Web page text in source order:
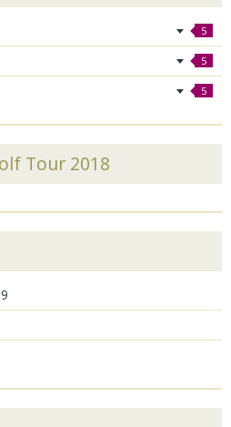
5
5
5
Tour 2018